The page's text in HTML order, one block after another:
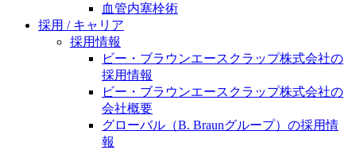
販売代理店さま向け情報​
水頭症について
「水頭症」とはどのような疾患なのでしょう。成人に
多い水頭症と、小児に多い水頭症の特徴と症状、検査
や治療法など「水頭症」の概要を知っていただくこと
ができます。
エースクラップアカデミー
医療に携わるあらゆる方々に、学びと情報共有の場を
提供していくことを目指します。
血管内塞栓術
採用 / キャリア
採用情報
ビー・ブラウンエースクラップ株式会社の
採用情報
ビー・ブラウンエースクラップ株式会社の
会社概要
グローバル（B. Braunグループ）の採用情
報